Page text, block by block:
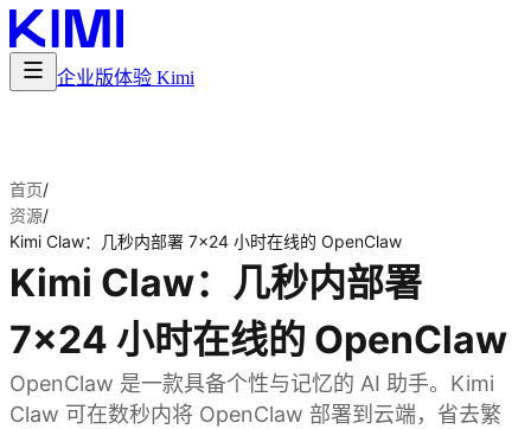
企业版体验 Kimi
首页/
资源/
Kimi Claw：几秒内部署 7×24 小时在线的 OpenClaw
Kimi Claw：几秒内部署
7×24 小时在线的 OpenClaw
OpenClaw 是一款具备个性与记忆的 AI 助手。Kimi
Claw 可在数秒内将 OpenClaw 部署到云端，省去繁